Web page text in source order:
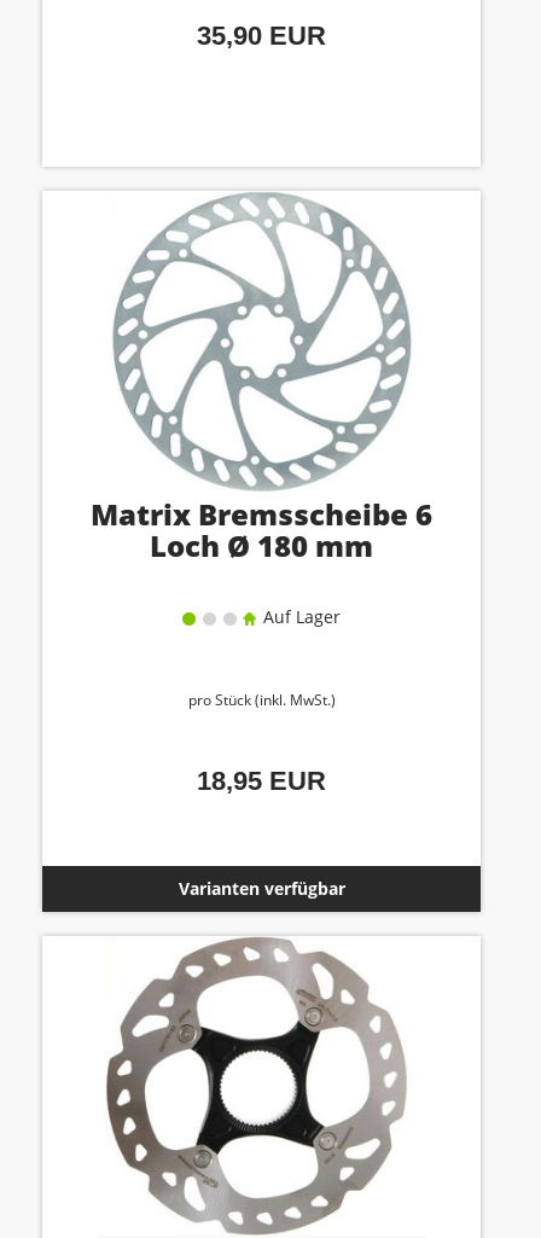
35,90 EUR
Matrix Bremsscheibe 6
Loch Ø 180 mm
Auf Lager
pro Stück (inkl. MwSt.)
18,95 EUR
Varianten verfügbar